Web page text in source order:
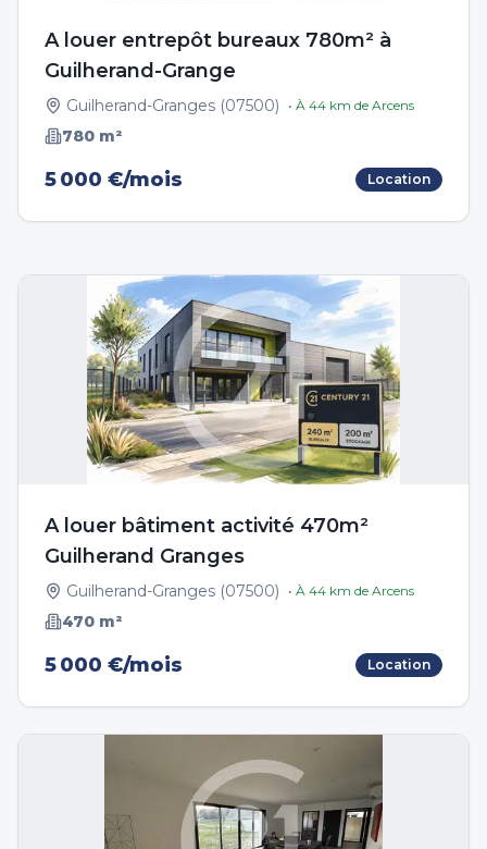
A louer entrepôt bureaux 780m² à
Guilherand-Grange
Guilherand-Granges (07500) • À 44 km de Arcens
780 m²
5 000 €/mois Location
A louer bâtiment activité 470m²
Guilherand Granges
Guilherand-Granges (07500) • À 44 km de Arcens
470 m²
5 000 €/mois Location